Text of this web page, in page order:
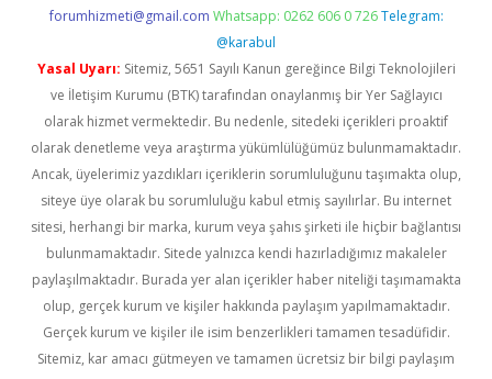
forumhizmeti@gmail.com Whatsapp: 0262 606 0 726 Telegram:
@karabul
Yasal Uyarı: Sitemiz, 5651 Sayılı Kanun gereğince Bilgi Teknolojileri
ve İletişim Kurumu (BTK) tarafından onaylanmış bir Yer Sağlayıcı
olarak hizmet vermektedir. Bu nedenle, sitedeki içerikleri proaktif
olarak denetleme veya araştırma yükümlülüğümüz bulunmamaktadır.
Ancak, üyelerimiz yazdıkları içeriklerin sorumluluğunu taşımakta olup,
siteye üye olarak bu sorumluluğu kabul etmiş sayılırlar. Bu internet
sitesi, herhangi bir marka, kurum veya şahıs şirketi ile hiçbir bağlantısı
bulunmamaktadır. Sitede yalnızca kendi hazırladığımız makaleler
paylaşılmaktadır. Burada yer alan içerikler haber niteliği taşımamakta
olup, gerçek kurum ve kişiler hakkında paylaşım yapılmamaktadır.
Gerçek kurum ve kişiler ile isim benzerlikleri tamamen tesadüfidir.
Sitemiz, kar amacı gütmeyen ve tamamen ücretsiz bir bilgi paylaşım